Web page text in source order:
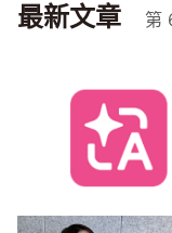
最新文章 第